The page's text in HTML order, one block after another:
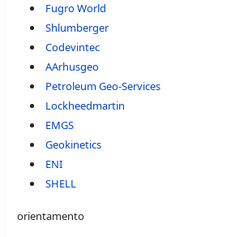
Fugro World
Shlumberger
Codevintec
AArhusgeo
Petroleum Geo-Services
Lockheedmartin
EMGS
Geokinetics
ENI
SHELL
orientamento